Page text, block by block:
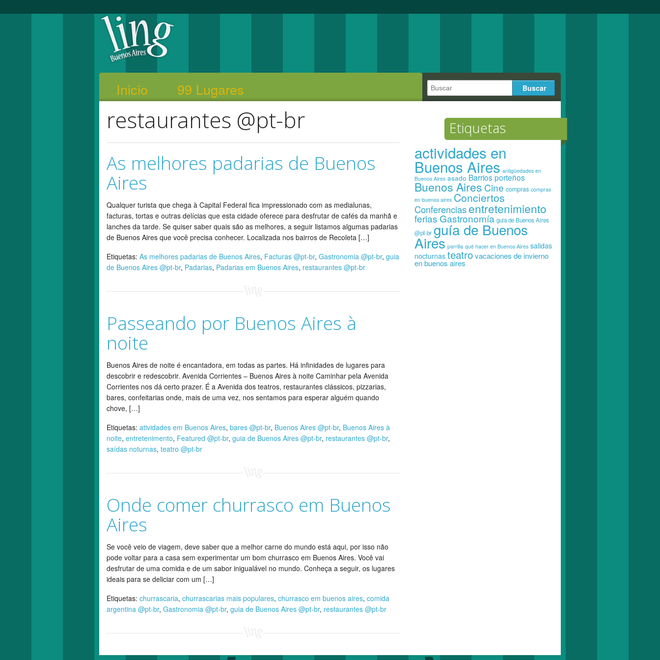
Inicio 99 Lugares
restaurantes @pt-br
As melhores padarias de Buenos
Aires
Qualquer turista que chega à Capital Federal fica impressionado com as medialunas,
facturas, tortas e outras delícias que esta cidade oferece para desfrutar de cafés da manhã e
lanches da tarde. Se quiser saber quais são as melhores, a seguir listamos algumas padarias
de Buenos Aires que você precisa conhecer. Localizada nos bairros de Recoleta […]
Etiquetas: As melhores padarias de Buenos Aires, Facturas @pt-br, Gastronomia @pt-br, guia
de Buenos Aires @pt-br, Padarias, Padarias em Buenos Aires, restaurantes @pt-br
Passeando por Buenos Aires à
noite
Buenos Aires de noite é encantadora, em todas as partes. Há infinidades de lugares para
descobrir e redescobrir. Avenida Corrientes – Buenos Aires à noite Caminhar pela Avenida
Corrientes nos dá certo prazer. É a Avenida dos teatros, restaurantes clássicos, pizzarias,
bares, confeitarias onde, mais de uma vez, nos sentamos para esperar alguém quando
chove, […]
Etiquetas: atividades em Buenos Aires, bares @pt-br, Buenos Aires @pt-br, Buenos Aires à
noite, entretenimento, Featured @pt-br, guia de Buenos Aires @pt-br, restaurantes @pt-br,
saídas noturnas, teatro @pt-br
Onde comer churrasco em Buenos
Aires
Se você veio de viagem, deve saber que a melhor carne do mundo está aqui, por isso não
pode voltar para a casa sem experimentar um bom churrasco em Buenos Aires. Você vai
desfrutar de uma comida e de um sabor inigualável no mundo. Conheça a seguir, os lugares
ideais para se deliciar com um […]
Etiquetas: churrascaria, churrascarias mais populares, churrasco em buenos aires, comida
argentina @pt-br, Gastronomia @pt-br, guia de Buenos Aires @pt-br, restaurantes @pt-br
Etiquetas
actividades en
Buenos Aires antigüedades en
Buenos Aires asado Barrios porteños
Buenos Aires Cine compras compras
en buenos aires Conciertos
Conferencias entretenimiento
ferias Gastronomía guia de Buenos Aires
@pt-br guía de Buenos
Aires parrilla qué hacer en Buenos Aires salidas
nocturnas teatro vacaciones de invierno
en buenos aires